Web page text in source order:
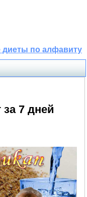
диеты по алфавиту
7 дней